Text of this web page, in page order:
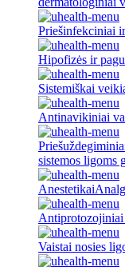
Priešinfekciniai
Hipofizės ir
Sistemiškai
Antinavikiniai
sistemos ligoms
Anestetikai
Antiprotozojiniai
Vaistai nosies